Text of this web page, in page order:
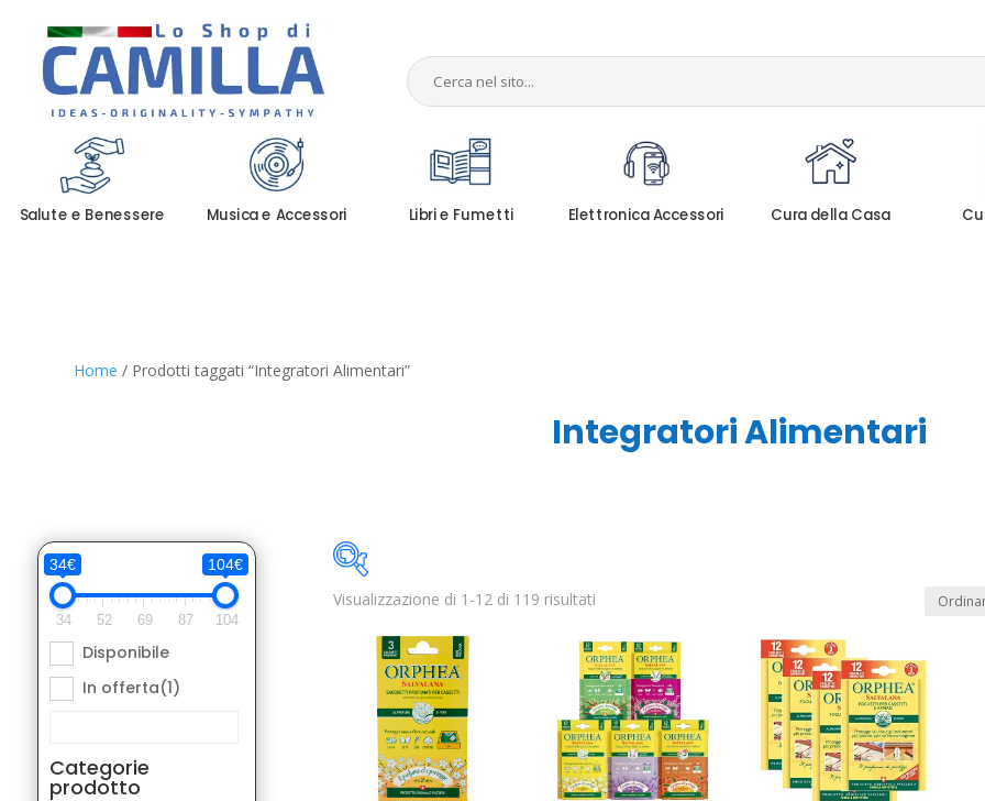
Salute e Benessere Musica e Accessori Libri e Fumetti Elettronica Accessori Cura della Casa
Home / Prodotti taggati “Integratori Alimentari”
Integratori Alimentari
34€ 104€
34 52 69 87 104
Disponibile
In offerta(1)
Categorie
prodotto
Categorie prodotto
Trovaprezzi
Cura dell'auto
Cura della Casa
Product Anno Product Artista
Visualizzazione di 1-12 di 119 risultati